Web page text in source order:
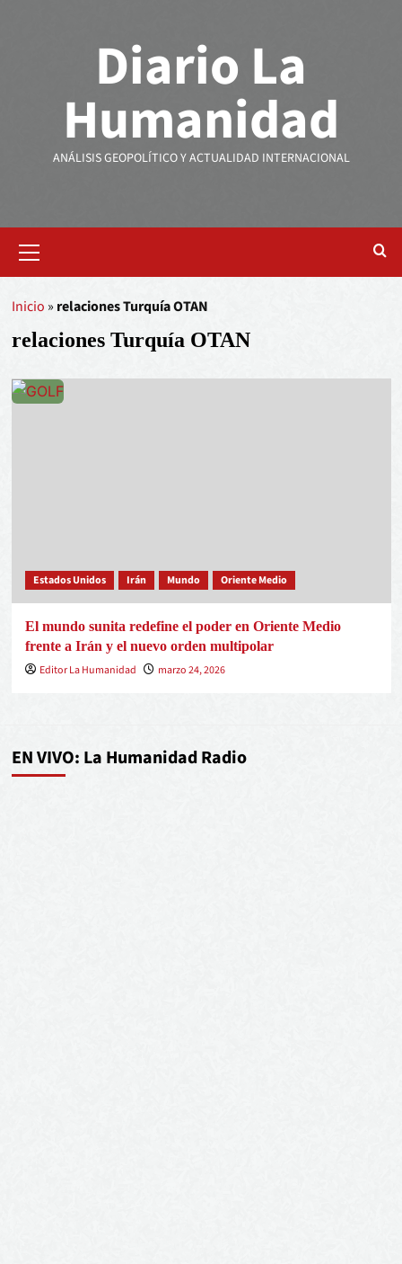
Diario La
Humanidad
ANÁLISIS GEOPOLÍTICO Y ACTUALIDAD INTERNACIONAL
Inicio » relaciones Turquía OTAN
relaciones Turquía OTAN
Estados Unidos Irán Mundo Oriente Medio
El mundo sunita redefine el poder en Oriente Medio
frente a Irán y el nuevo orden multipolar
Editor La Humanidad
marzo 24, 2026
EN VIVO: La Humanidad Radio